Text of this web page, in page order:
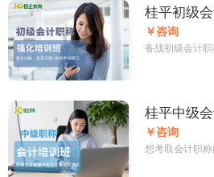
桂平初级
￥咨询
备战初级会计
桂平中级
￥咨询
想考取会计职